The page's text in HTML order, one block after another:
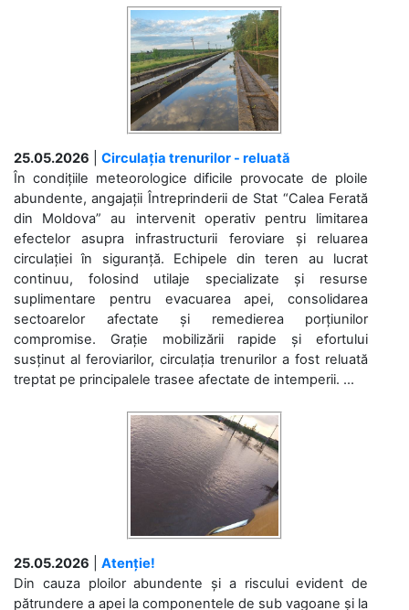
25.05.2026
Circulația trenurilor - reluată
În condițiile meteorologice dificile provocate de ploile
abundente, angajații Întreprinderii de Stat “Calea Ferată
din Moldova” au intervenit operativ pentru limitarea
efectelor asupra infrastructurii feroviare și reluarea
circulației în siguranță. Echipele din teren au lucrat
continuu, folosind utilaje specializate și resurse
suplimentare pentru evacuarea apei, consolidarea
sectoarelor afectate și remedierea porțiunilor
compromise. Grație mobilizării rapide și efortului
susținut al feroviarilor, circulația trenurilor a fost reluată
treptat pe principalele trasee afectate de intemperii. ...
25.05.2026
Atenție!
Din cauza ploilor abundente și a riscului evident de
pătrundere a apei la componentele de sub vagoane și la